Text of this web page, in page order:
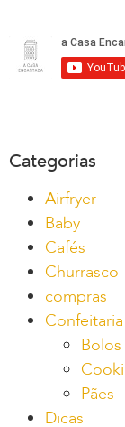
Categorias
Airfryer
Baby
Cafés
Churrasco
compras
Bolos
Pães
Dicas